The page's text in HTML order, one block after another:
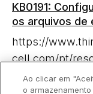
KB0191:
os arquivos de
https://
cell.com/pt/
Ao clicar em
o